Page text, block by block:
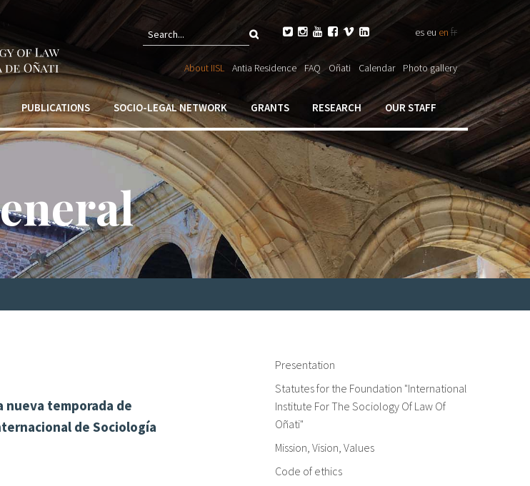
Search
form
Search
       es eu en fr
About IISL Antia Residence FAQ Oñati Calendar Photo gallery
PUBLICATIONS SOCIO-LEGAL NETWORK GRANTS RESEARCH OUR STAFF
nueva temporada de
de Sociología
Presentation
Statutes for the Foundation "International
Institute For The Sociology Of Law Of
Oñati"
Mission, Vision, Values
Code of ethics